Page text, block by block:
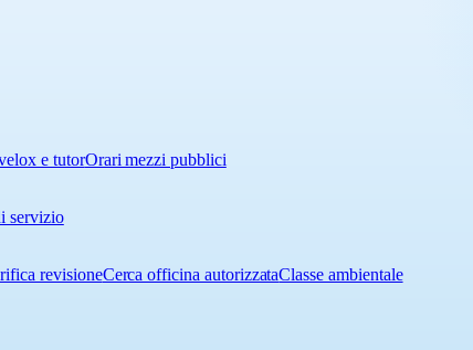
e tutorOrari mezzi pubblici
servizio
revisioneCerca officina autorizzataClasse ambientale